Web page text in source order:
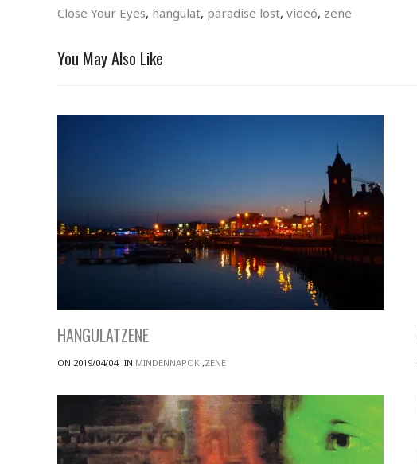
Close Your Eyes, hangulat, paradise lost, videó, zene
You May Also Like
HANGULATZENE
ON 2019/04/04 IN MINDENNAPOK ,ZENE